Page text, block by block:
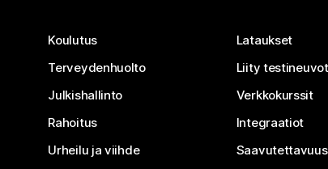
Koulutus
Terveydenhuolto
Julkishallinto
Rahoitus
Urheilu ja viihde
Lataukset
Liity
Verkkokurssit
Integraatiot
Saavutettavuus